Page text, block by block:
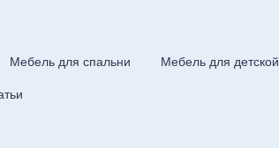
Мебель для спальни Мебель для детской